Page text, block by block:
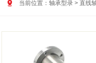
 当前位置： 轴承型录 > 直线